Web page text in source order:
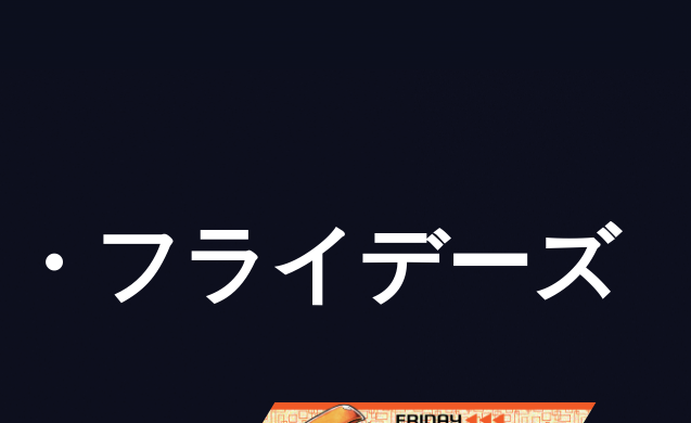
フライデーズ